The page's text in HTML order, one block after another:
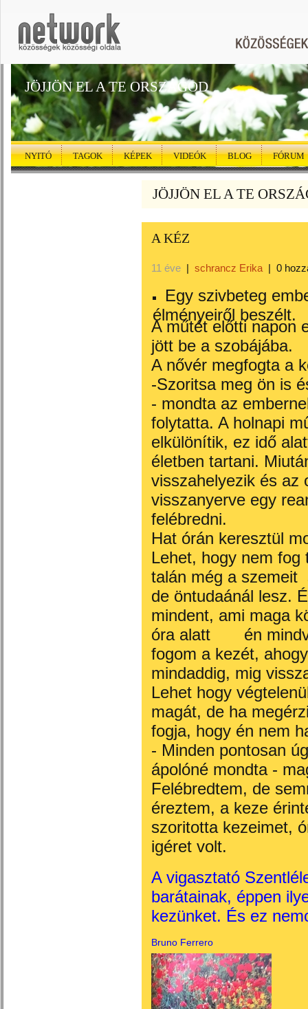
JÖJJÖN EL A TE ORSZÁGOD
NYITÓ TAGOK KÉPEK VIDEÓK BLOG FÓRUM
JÖJJÖN EL A TE
A KÉZ
11 éve | schrancz Erika | 0
Egy szivbeteg
élményeiről beszélt.
A műtét előtti napon
jött be a szobájába.
A nővér megfogta a
-Szoritsa meg ön is
- mondta az
folytatta. A holnapi
elkülönítik, ez idő
életben tartani.
visszahelyezik és az
visszanyerve egy
felébredni.
Hat órán keresztül
Lehet, hogy nem fog
talán még a szemeit
de öntudaánál lesz.
mindent, ami maga
óra alatt én
fogom a kezét,
mindaddig, mig
Lehet hogy
magát, de ha
fogja, hogy én nem
- Minden pontosan
ápolóné mondta -
Felébredtem, de
éreztem, a keze
szoritotta kezeimet,
igéret volt.
A vigasztató
barátainak, éppen
kezünket. És ez
Bruno Ferrero